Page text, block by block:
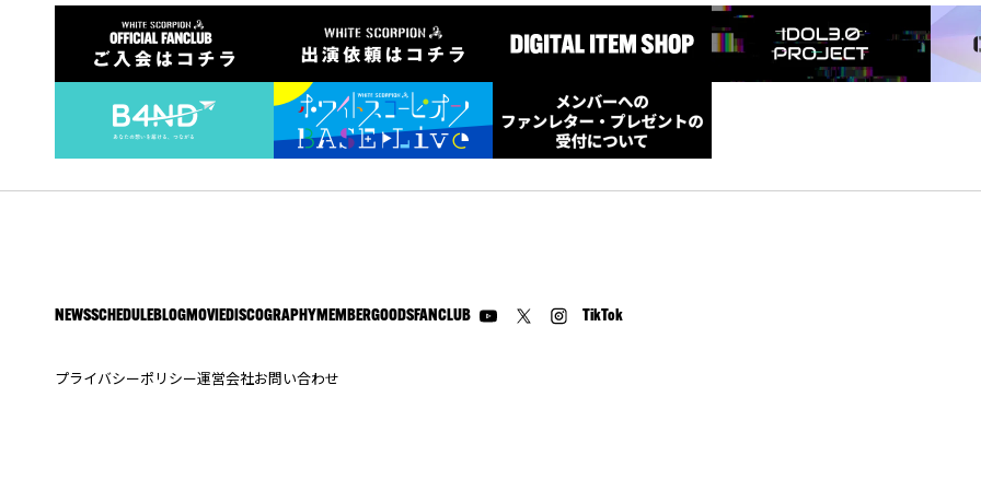
NEWSSCHEDULE BLOGMOVIE DISCOGRAPHY MEMBERGOODS FANCLUB TikTok
プライバシーポリシー運営会社お問い合わせ